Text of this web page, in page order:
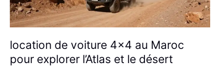
location de voiture 4×4 au Maroc
pour explorer l’Atlas et le désert